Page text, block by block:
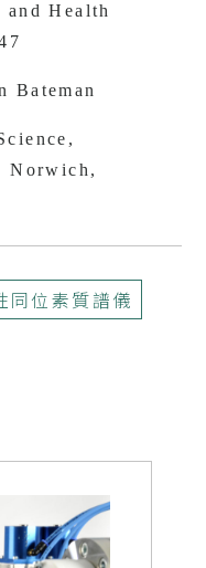
Health
Bateman
Norwich,
同位素質譜儀